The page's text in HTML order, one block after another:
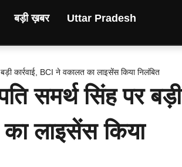
बड़ी ख़बर Uttar Pradesh
कार्रवाई, BCI ने वकालत का लाइसेंस किया निलंबित
समर्थ सिंह पर बड़ी
लाइसेंस किया